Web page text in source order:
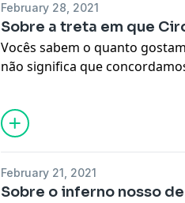
February 28, 2021
Sobre a treta em que
Vocês sabem o quanto
não significa que
nossos votos estejam
semana com o PT, Ciro tem
episódio da semana. Nosso
Amazon […]
February 21, 2021
Sobre o inferno nosso